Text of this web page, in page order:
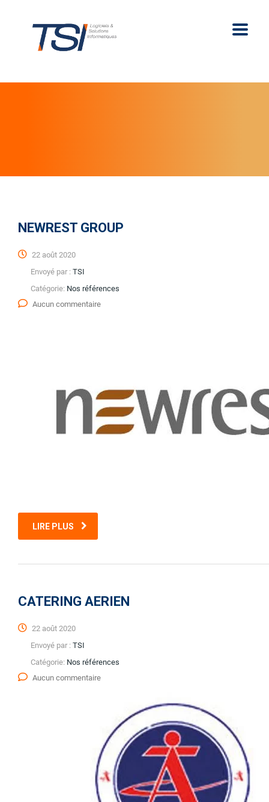
NEWREST GROUP
22 août 2020
Envoyé par : TSI
Catégorie: Nos références
Aucun commentaire
LIRE PLUS
CATERING AERIEN
22 août 2020
Envoyé par : TSI
Catégorie: Nos références
Aucun commentaire